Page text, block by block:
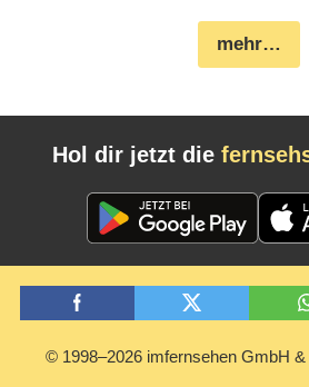
mehr…
Hol dir jetzt die
© 1998–2026 imfernsehen GmbH